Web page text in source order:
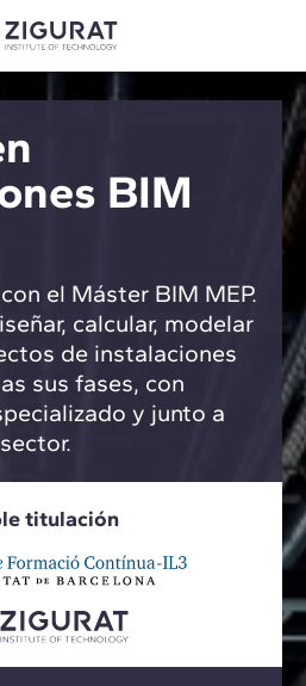
BIM
el Máster BIM MEP.
calcular, modelar
de instalaciones
sus fases, con
y junto a
titulación